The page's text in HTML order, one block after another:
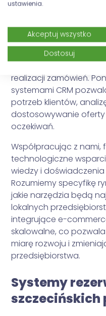
CRM.
Dzięki naszym
Szczecina mogą
przepływem informacji
realizacji zamówień.
systemami CRM
potrzeb klientów,
dostosowywanie
oczekiwań.
Współpracując z nami,
technologiczne
wiedzy i
Rozumiemy specyfikę
jakie narzędzia będą
lokalnych
integrujące e-
skalowalne, co
miarę rozwoju i
przedsiębiorstwa.
Systemy
ustawienia.
Akceptuj wszystko
Dostosuj